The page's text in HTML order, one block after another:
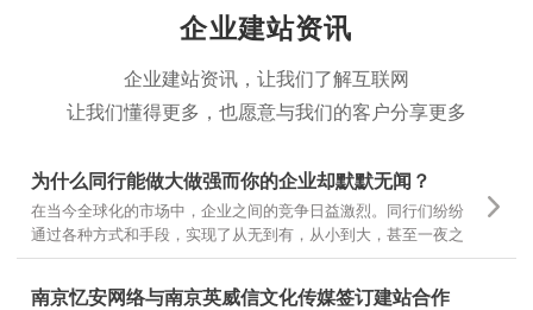
企业建站资讯
企业建站资讯，让我们了解互联网
让我们懂得更多，也愿意与我们的客户分享更多
为什么同行能做大做强而你的企业却默默无闻？
在当今全球化的市场中，企业之间的竞争日益激烈。同行们纷纷
通过各种方式和手段，实现了从无到有，从小到大，甚至一夜之
间家喻户晓。然而，为什么有些企业却仍然在默默无闻中挣扎
南京忆安网络与南京英威信文化传媒签订建站合作